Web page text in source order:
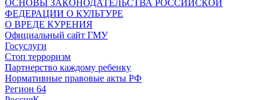
ОСНОВЫ ЗАКОНОДАТЕЛЬСТВА РОССИЙСКОЙ
ФЕДЕРАЦИИ О КУЛЬТУРЕ
О ВРЕДЕ КУРЕНИЯ
Официальный сайт ГМУ
Госуслуги
Стоп терроризм
Партнерство каждому ребенку
Нормативные правовые акты РФ
Регион 64